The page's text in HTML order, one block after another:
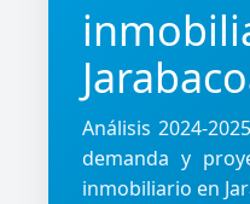
Análisis 2024-
demanda y
inmobiliario en